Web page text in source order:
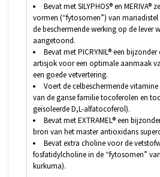
Bevat met SILYPHOS® en MERIVA®
vormen (“fytosomen”) van
de beschermende werking op de lever
aangetoond.
Bevat met PICRYNIL® een
artisjok voor een optimale aanmaak
een goede vetvertering.
Voert de celbeschermende
van de ganse familie tocoferolen en
geïsoleerde D,L-alfatocoferol).
Bevat met EXTRAMEL® een
bron van het master antioxidans
Bevat extra choline voor de
fosfatidylcholine in de “fytosomen”
kurkuma).